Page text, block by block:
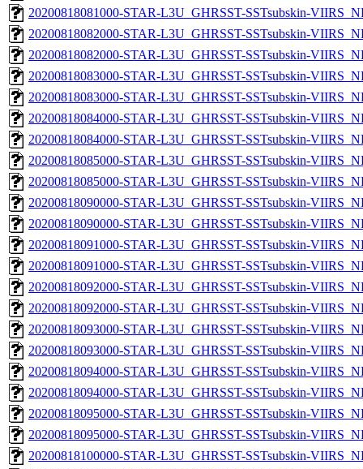
20200818081000-STAR-L3U_GHRSST-SSTsubskin-
20200818082000-STAR-L3U_GHRSST-SSTsubskin-
20200818082000-STAR-L3U_GHRSST-SSTsubskin-
20200818083000-STAR-L3U_GHRSST-SSTsubskin-
20200818083000-STAR-L3U_GHRSST-SSTsubskin-
20200818084000-STAR-L3U_GHRSST-SSTsubskin-
20200818084000-STAR-L3U_GHRSST-SSTsubskin-
20200818085000-STAR-L3U_GHRSST-SSTsubskin-
20200818085000-STAR-L3U_GHRSST-SSTsubskin-
20200818090000-STAR-L3U_GHRSST-SSTsubskin-
20200818090000-STAR-L3U_GHRSST-SSTsubskin-
20200818091000-STAR-L3U_GHRSST-SSTsubskin-
20200818091000-STAR-L3U_GHRSST-SSTsubskin-
20200818092000-STAR-L3U_GHRSST-SSTsubskin-
20200818092000-STAR-L3U_GHRSST-SSTsubskin-
20200818093000-STAR-L3U_GHRSST-SSTsubskin-
20200818093000-STAR-L3U_GHRSST-SSTsubskin-
20200818094000-STAR-L3U_GHRSST-SSTsubskin-
20200818094000-STAR-L3U_GHRSST-SSTsubskin-
20200818095000-STAR-L3U_GHRSST-SSTsubskin-
20200818095000-STAR-L3U_GHRSST-SSTsubskin-
20200818100000-STAR-L3U_GHRSST-SSTsubskin-